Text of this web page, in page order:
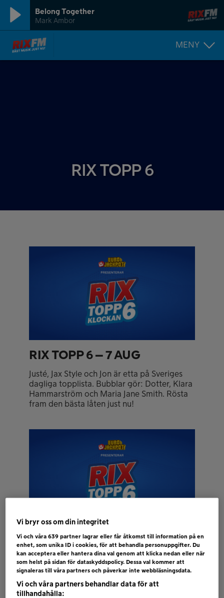
Belong Together
Mark Ambor
MENY
RIX TOPP 6
RIX TOPP 6 – 7 AUG
Justé, Jax Style och Jon är etta på Sveriges
dagliga topplista. Bubblar gör: Dotter, Klara
Hammarström och Maria Jane Smith. Rösta
fram den bästa låten just nu!
RIX TOPP 6 – 6 AUG
Justé, Jax Style och Jon är etta på Sveriges
dagliga topplista. Bubblar gör: Dotter, Lukas
Graham och Felicia. Rösta fram den bästa
låten just nu!
Vi bryr oss om din integritet
Vi och våra639 partner lagrar eller får åtkomst till information på en
enhet, som unika ID i cookies, för att behandla personuppgifter. Du
kan acceptera eller hantera dina val genom att klicka nedan eller när
som helst på sidan för dataskyddspolicy. Dessa val kommer att
signaleras till våra partners och påverkar inte webbläsningsdata.
Vi och våra partners behandlar data för att
tillhandahålla: